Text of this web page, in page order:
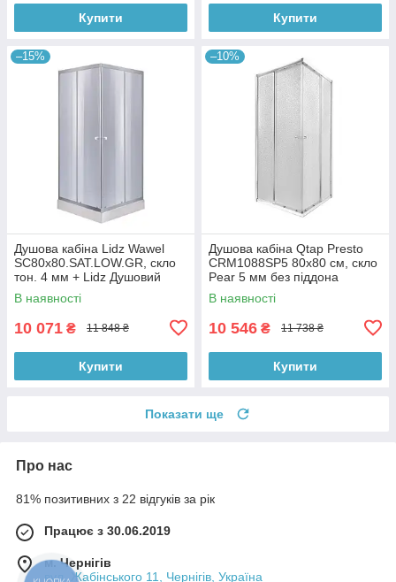
Купити Купити
–15%
Душова кабіна Lidz Wawel
SC80x80.SAT.LOW.GR, скло
тон. 4 мм + Lidz Душовий
піддон KAPIELKA ST80x80х14
В наявності
10 071 ₴ 11 848 ₴
Купити
–10%
Душова кабіна Qtap Presto
CRM1088SP5 80х80 см, скло
Pear 5 мм без піддона
В наявності
10 546 ₴ 11 738 ₴
Купити
Показати ще
Про нас
81% позитивних з 22 відгуків за рік
Працює з 30.06.2019
м. Чернігів
вул. Жабінського 11, Чернігів, Україна